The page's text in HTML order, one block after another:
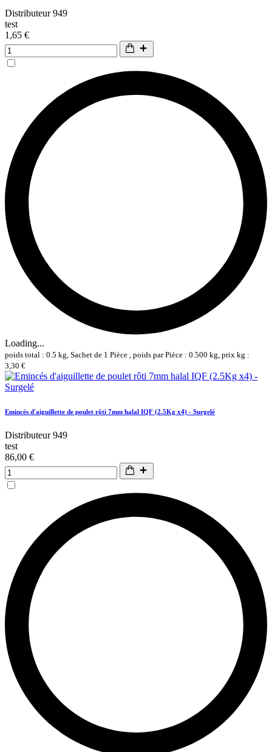
Distributeur 949
test
1,65 €
Loading...
poids total : 0.5 kg, Sachet de 1 Pièce , poids par Pièce : 0.500 kg, prix kg :
3,30 €
Emincés d'aiguillette de poulet rôti 7mm halal IQF (2.5Kg x4) - Surgelé
Distributeur 949
test
86,00 €